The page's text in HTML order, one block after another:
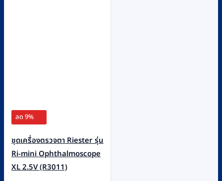
ลด 9%
ชุดเครื่องตรวจตา Riester รุ่น
Ri-mini Ophthalmoscope
XL 2.5V (R3011)